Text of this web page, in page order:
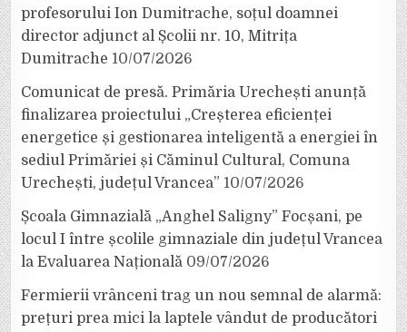
profesorului Ion Dumitrache, soțul doamnei
director adjunct al Școlii nr. 10, Mitrița
Dumitrache 10/07/2026
Comunicat de presă. Primăria Urechești anunță
finalizarea proiectului „Creșterea eficienței
energetice și gestionarea inteligentă a energiei în
sediul Primăriei și Căminul Cultural, Comuna
Urechești, județul Vrancea” 10/07/2026
Școala Gimnazială „Anghel Saligny” Focșani, pe
locul I între școlile gimnaziale din județul Vrancea
la Evaluarea Națională 09/07/2026
Fermierii vrânceni trag un nou semnal de alarmă:
prețuri prea mici la laptele vândut de producători